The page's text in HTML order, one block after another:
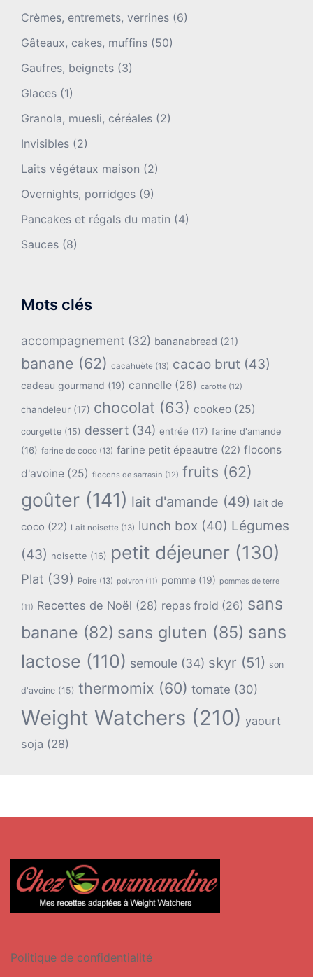
Crèmes, entremets, verrines (6)
Gâteaux, cakes, muffins (50)
Gaufres, beignets (3)
Glaces (1)
Granola, muesli, céréales (2)
Invisibles (2)
Laits végétaux maison (2)
Overnights, porridges (9)
Pancakes et régals du matin (4)
Sauces (8)
Mots clés
accompagnement (32) bananabread (21)
banane (62) cacahuète (13) cacao brut (43)
cadeau gourmand (19) cannelle (26) carotte (12)
chandeleur (17) chocolat (63) cookeo (25)
courgette (15) dessert (34) entrée (17) farine d'amande
(16) farine de coco (13) farine petit épeautre (22) flocons
d'avoine (25) flocons de sarrasin (12) fruits (62)
goûter (141) lait d'amande (49) lait de
coco (22) Lait noisette (13) lunch box (40) Légumes
(43) noisette (16) petit déjeuner (130)
Plat (39) Poire (13) poivron (11) pomme (19) pommes de terre
(11) Recettes de Noël (28) repas froid (26) sans
banane (82) sans gluten (85) sans
lactose (110) semoule (34) skyr (51) son
d'avoine (15) thermomix (60) tomate (30)
Weight Watchers (210) yaourt
soja (28)
Politique de confidentialité